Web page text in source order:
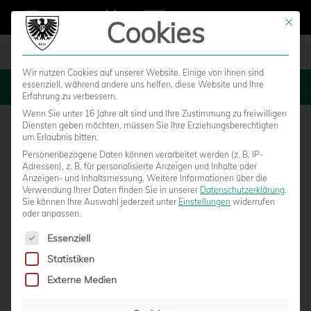
MENU
KRÄFTEVERSCHLEISS IST ENTSCHEIDEND B
Mit
Cookies
Wir nutzen Cookies auf unserer Website. Einige von ihnen sind
essenziell, während andere uns helfen, diese Website und Ihre
Erfahrung zu verbessern.
Wenn Sie unter 16 Jahre alt sind und Ihre Zustimmung zu freiwilligen
Diensten geben möchten, müssen Sie Ihre Erziehungsberechtigten
um Erlaubnis bitten.
Personenbezogene Daten können verarbeitet werden (z. B. IP-
Adressen), z. B. für personalisierte Anzeigen und Inhalte oder
Anzeigen- und Inhaltsmessung. Weitere Informationen über die
Verwendung Ihrer Daten finden Sie in unserer Datenschutzerklärung.
Sie können Ihre Auswahl jederzeit unter Einstellungen widerrufen
oder anpassen.
Es folgt eine Liste der Service-Gruppen, für die eine
Essenziell
Statistiken
Externe Medien